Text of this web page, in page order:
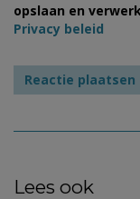
opslaan en
Privacy beleid
Lees ook